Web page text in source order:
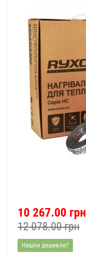
10 267.00 грн
12 078.00 грн
Нашли дешевле?